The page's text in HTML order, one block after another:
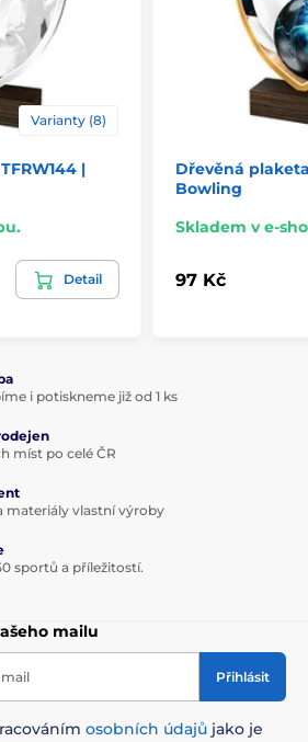
Varianty (8)
|
Detail
Dřevěná
Bowling
Skladem v e-
97 Kč
i potiskneme již od 1 ks
míst po celé ČR
materiály vlastní výroby
sportů a příležitostí.
mailu
Přihlásit
osobních údajů jako je